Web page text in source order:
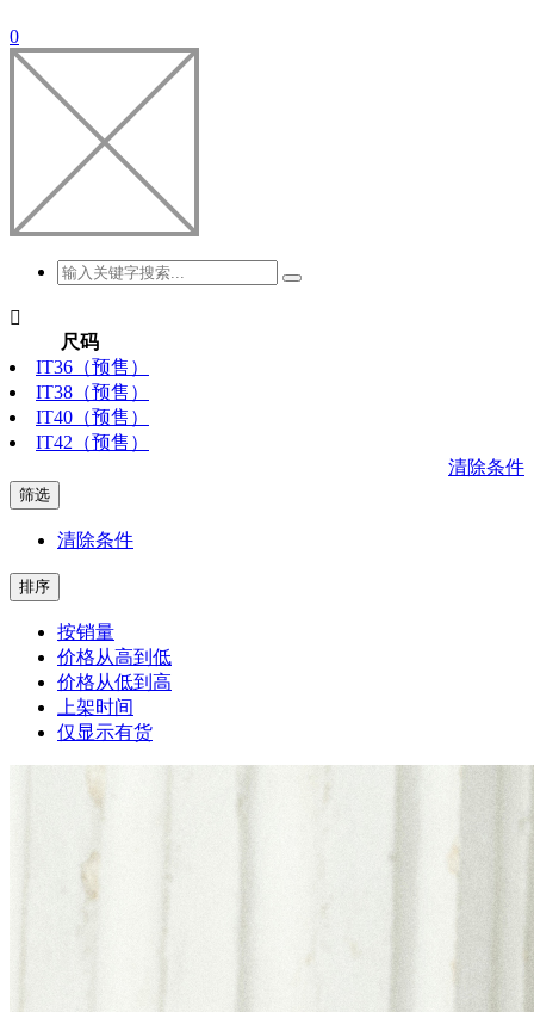
0

尺码
IT36（预售）
IT38（预售）
IT40（预售）
IT42（预售）
清除条件
筛选
清除条件
排序
按销量
价格从高到低
价格从低到高
上架时间
仅显示有货